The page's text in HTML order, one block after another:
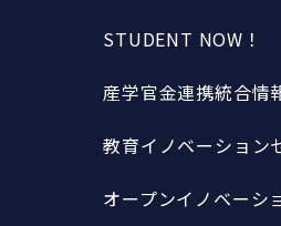
STUDENT NOW！
産学官金連携統合情
教育イノベーション
オープンイノベーシ